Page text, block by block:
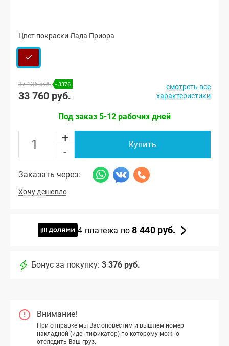
Цвет покраски Лада Приора
37 136 руб. - 3376
33 760 руб.
смотреть все
характеристики
Под заказ 5-12 рабочих дней
+
-
Купить
Заказать через:
Хочу дешевле
4 платежа по8 440 руб.
Бонус за покупку: 3 376 руб.
Внимание!
При отправке мы Вас оповестим и вышлем номер
накладной (идентификатор) по которому можно
отследить Ваш груз.